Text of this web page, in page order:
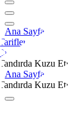
Ana Sayfa
Kuzu Eti
Ana Sayfa
Kuzu Eti